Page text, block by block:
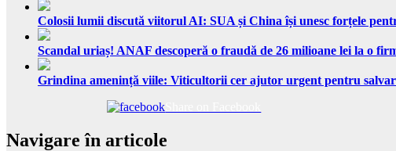
Colosii lumii discută viitorul AI: SUA și China își unesc forțele
Scandal uriaș! ANAF descoperă o fraudă de 26 milioane lei la o
Grindina amenință viile: Viticultorii cer ajutor urgent pentru
Navigare în articole